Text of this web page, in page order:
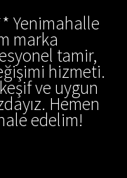
Yenimahalle
marka
tamir,
hizmeti.
ve uygun
Hemen
edelim!